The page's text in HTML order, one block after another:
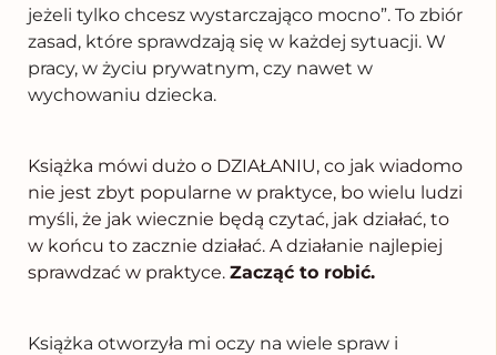
jeżeli tylko chcesz wystarczająco mocno”. To zbiór
zasad, które sprawdzają się w każdej sytuacji. W
pracy, w życiu prywatnym, czy nawet w
wychowaniu dziecka.
Książka mówi dużo o DZIAŁANIU, co jak wiadomo
nie jest zbyt popularne w praktyce, bo wielu ludzi
myśli, że jak wiecznie będą czytać, jak działać, to
w końcu to zacznie działać. A działanie najlepiej
sprawdzać w praktyce. Zacząć to robić.
Książka otworzyła mi oczy na wiele spraw i